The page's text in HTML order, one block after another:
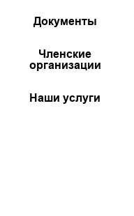
Документы
Членские
организации
Наши услуги